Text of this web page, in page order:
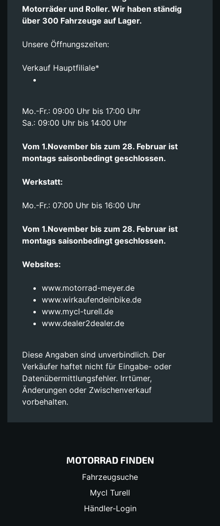
Motorräder und Roller. Wir haben ständig
über 300 Fahrzeuge auf Lager.
Unsere Öffnungszeiten:
Verkauf Hauptfiliale*
Mo.-Fr.: 09:00 Uhr bis 17:00 Uhr
Sa.: 09:00 Uhr bis 14:00 Uhr
Vom 1.November bis zum 28. Februar ist
montags saisonbedingt geschlossen.
Werkstatt:
Mo.-Fr.: 07:00 Uhr bis 16:00 Uhr
Vom 1.November bis zum 28. Februar ist
montags saisonbedingt geschlossen.
Websites:
www.motorrad-meyer.de
www.wirkaufendeinbike.de
www.mycl-turell.de
www.dealer2dealer.de
Diese Angaben sind unverbindlich. Der
Verkäufer haftet nicht für Eingabe- oder
Datenübermittlungsfehler. Irrtümer,
Änderungen oder Zwischenverkauf
vorbehalten.
MOTORRAD FINDEN
Fahrzeugsuche
Mycl Turell
Händler-Login